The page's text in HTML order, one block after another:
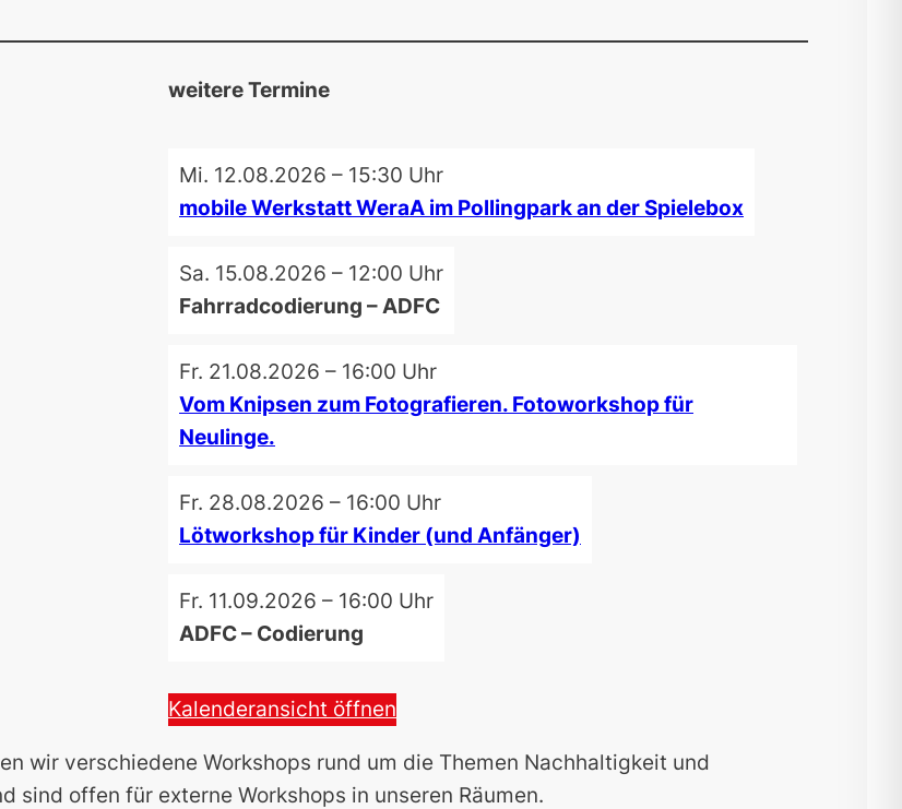
weitere Termine
Mi. 12.08.2026 – 15:30 Uhr
mobile Werkstatt WeraA im Pollingpark an der Spielebox
Sa. 15.08.2026 – 12:00 Uhr
Fahrradcodierung – ADFC
Fr. 21.08.2026 – 16:00 Uhr
Vom Knipsen zum Fotografieren. Fotoworkshop für
Neulinge.
Fr. 28.08.2026 – 16:00 Uhr
Lötworkshop für Kinder (und Anfänger)
Fr. 11.09.2026 – 16:00 Uhr
ADFC – Codierung
Kalenderansicht öffnen
wir verschiedene Workshops rund um die Themen Nachhaltigkeit und
sind offen für externe Workshops in unseren Räumen.